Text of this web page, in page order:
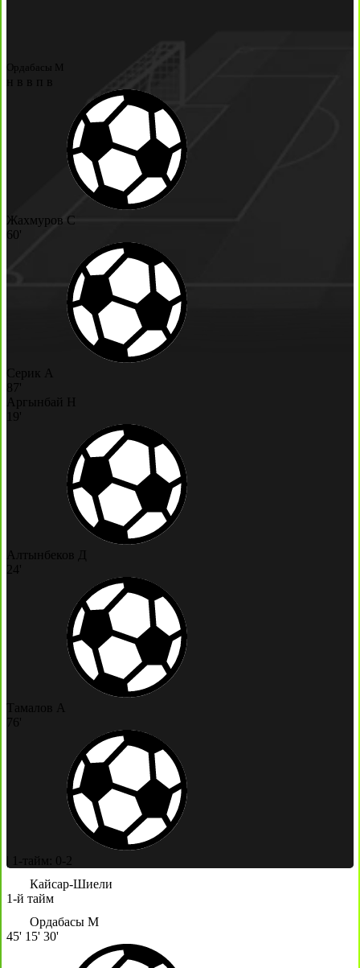
Ордабасы М
н в в п в
Жахмуров С
60'
Серик А
87'
Аргынбай Н
19'
Алтынбеков Д
24'
Тамалов А
76'
1-тайм: 0-2
Кайсар-Шиели
1-й тайм
Ордабасы М
45' 15' 30'